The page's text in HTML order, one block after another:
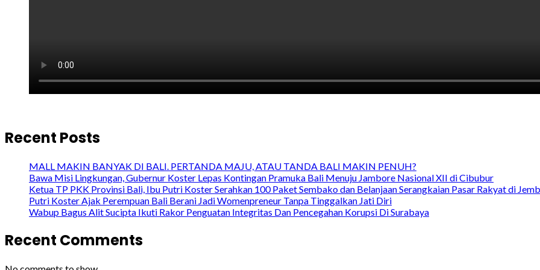
Recent Posts
MALL MAKIN BANYAK DI BALI. PERTANDA MAJU, ATAU TANDA BALI MAKIN PENUH?
Bawa Misi Lingkungan, Gubernur Koster Lepas Kontingan Pramuka Bali Menuju Jambore Nasional XII di Cibubur
Ketua TP PKK Provinsi Bali, Ibu Putri Koster Serahkan 100 Paket Sembako dan Belanjaan Serangkaian Pasar Rakyat di
Putri Koster Ajak Perempuan Bali Berani Jadi Womenpreneur Tanpa Tinggalkan Jati Diri
Wabup Bagus Alit Sucipta Ikuti Rakor Penguatan Integritas Dan Pencegahan Korupsi Di Surabaya
Recent Comments